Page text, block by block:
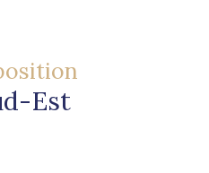
Est